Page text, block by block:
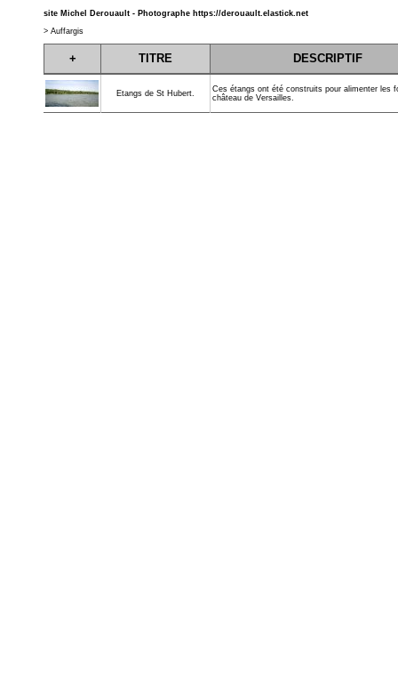
site Michel Derouault - Photographe https://derouault.elastick.net
> Auffargis
+ TITRE DESCRIPTIF
Etangs de St Hubert.
Ces étangs ont été construits pour alimenter les
château de Versailles.